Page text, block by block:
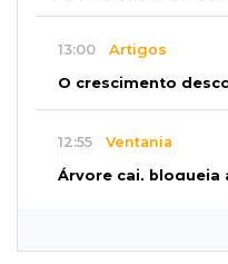
13:00 Artigos
O crescimento
12:55 Ventania
Árvore cai, bloqueia